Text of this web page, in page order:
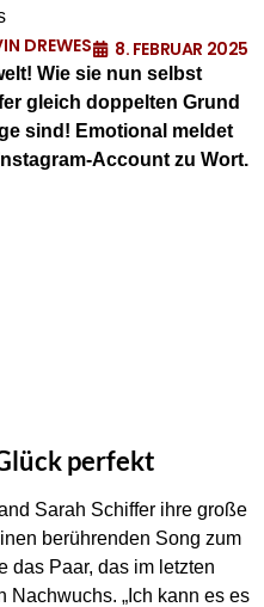
DREWES 8. FEBRUAR 2025
Wie sie nun selbst
gleich doppelten Grund
sind! Emotional meldet
Account zu Wort.
perfekt
Sarah Schiffer ihre große
berührenden Song zum
das Paar, das im letzten
Nachwuchs. „Ich kann es es